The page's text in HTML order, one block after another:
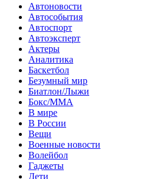
Автоновости
Автособытия
Автоспорт
Автоэксперт
Актеры
Аналитика
Баскетбол
Безумный мир
Биатлон/Лыжи
Бокс/MMA
В мире
В России
Вещи
Военные новости
Волейбол
Гаджеты
Дети